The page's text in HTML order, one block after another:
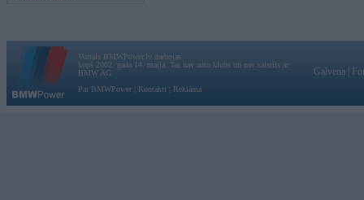
Vortāls BMWPower.lv darbojas
kopš 2002. gada 14. maija. Tas nav auto klubs un nav saistīts ar
BMW AG.
Par BMWPower
Kontakti Reklāma
Galvena